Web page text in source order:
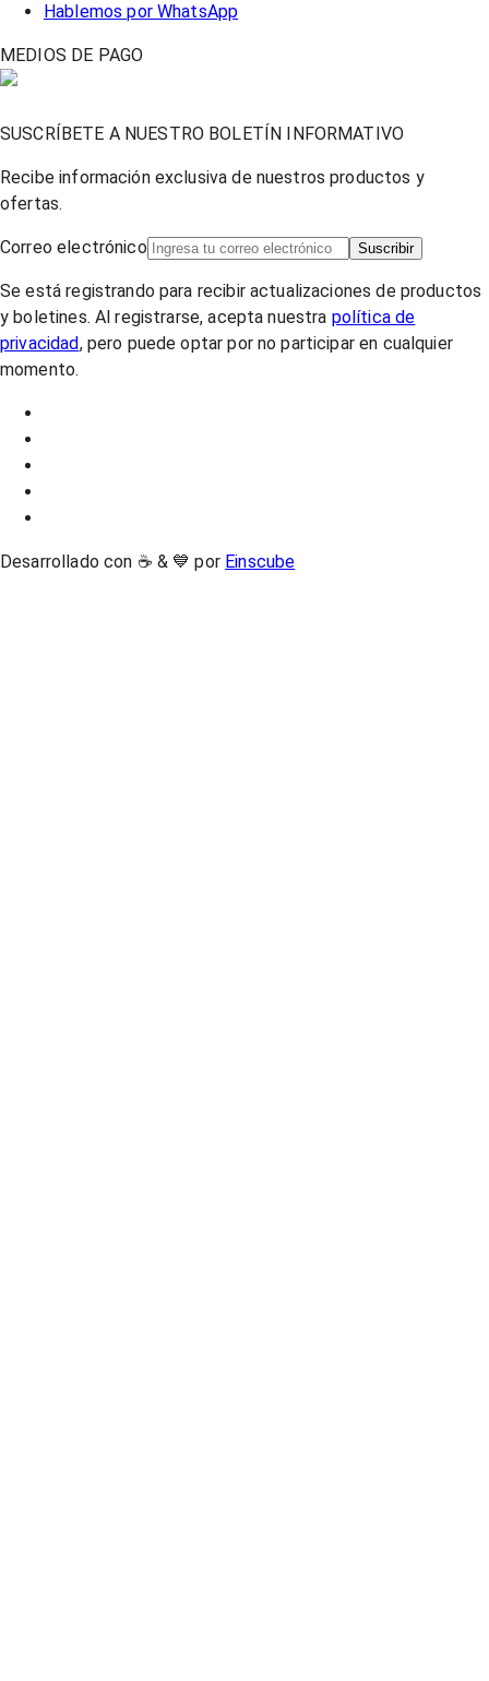
Hablemos por WhatsApp
MEDIOS DE PAGO
SUSCRÍBETE A NUESTRO BOLETÍN INFORMATIVO
Recibe información exclusiva de nuestros productos y
ofertas.
Correo electrónico Suscribir
Se está registrando para recibir actualizaciones de productos
y boletines. Al registrarse, acepta nuestra política de
privacidad, pero puede optar por no participar en cualquier
momento.
Desarrollado con ☕ & 💙 por Einscube